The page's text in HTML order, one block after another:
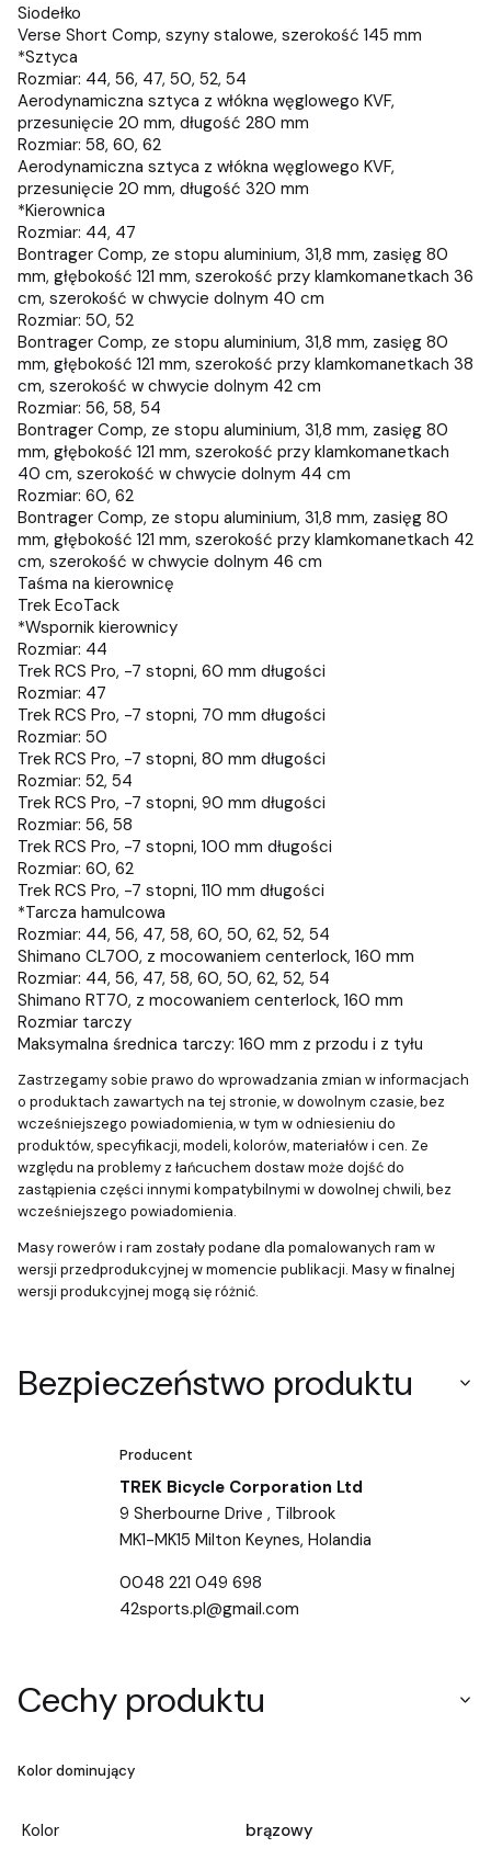
Siodełko
Verse Short Comp, szyny stalowe, szerokość 145 mm
*Sztyca
Rozmiar: 44, 56, 47, 50, 52, 54
Aerodynamiczna sztyca z włókna węglowego KVF,
przesunięcie 20 mm, długość 280 mm
Rozmiar: 58, 60, 62
Aerodynamiczna sztyca z włókna węglowego KVF,
przesunięcie 20 mm, długość 320 mm
*Kierownica
Rozmiar: 44, 47
Bontrager Comp, ze stopu aluminium, 31,8 mm, zasięg 80
mm, głębokość 121 mm, szerokość przy klamkomanetkach 36
cm, szerokość w chwycie dolnym 40 cm
Rozmiar: 50, 52
Bontrager Comp, ze stopu aluminium, 31,8 mm, zasięg 80
mm, głębokość 121 mm, szerokość przy klamkomanetkach 38
cm, szerokość w chwycie dolnym 42 cm
Rozmiar: 56, 58, 54
Bontrager Comp, ze stopu aluminium, 31,8 mm, zasięg 80
mm, głębokość 121 mm, szerokość przy klamkomanetkach
40 cm, szerokość w chwycie dolnym 44 cm
Rozmiar: 60, 62
Bontrager Comp, ze stopu aluminium, 31,8 mm, zasięg 80
mm, głębokość 121 mm, szerokość przy klamkomanetkach 42
cm, szerokość w chwycie dolnym 46 cm
Taśma na kierownicę
Trek EcoTack
*Wspornik kierownicy
Rozmiar: 44
Trek RCS Pro, -7 stopni, 60 mm długości
Rozmiar: 47
Trek RCS Pro, -7 stopni, 70 mm długości
Rozmiar: 50
Trek RCS Pro, -7 stopni, 80 mm długości
Rozmiar: 52, 54
Trek RCS Pro, -7 stopni, 90 mm długości
Rozmiar: 56, 58
Trek RCS Pro, -7 stopni, 100 mm długości
Rozmiar: 60, 62
Trek RCS Pro, -7 stopni, 110 mm długości
*Tarcza hamulcowa
Rozmiar: 44, 56, 47, 58, 60, 50, 62, 52, 54
Shimano CL700, z mocowaniem centerlock, 160 mm
Rozmiar: 44, 56, 47, 58, 60, 50, 62, 52, 54
Shimano RT70, z mocowaniem centerlock, 160 mm
Rozmiar tarczy
Maksymalna średnica tarczy: 160 mm z przodu i z tyłu
Zastrzegamy sobie prawo do wprowadzania zmian w informacjach
o produktach zawartych na tej stronie, w dowolnym czasie, bez
wcześniejszego powiadomienia, w tym w odniesieniu do
produktów, specyfikacji, modeli, kolorów, materiałów i cen. Ze
względu na problemy z łańcuchem dostaw może dojść do
zastąpienia części innymi kompatybilnymi w dowolnej chwili, bez
wcześniejszego powiadomienia.
Masy rowerów i ram zostały podane dla pomalowanych ram w
wersji przedprodukcyjnej w momencie publikacji. Masy w finalnej
wersji produkcyjnej mogą się różnić.
Bezpieczeństwo produktu
Producent
TREK Bicycle Corporation Ltd
9 Sherbourne Drive , Tilbrook
MK1-MK15 Milton Keynes, Holandia
0048 221 049 698
42sports.pl@gmail.com
Cechy produktu
Kolor dominujący
Kolor brązowy